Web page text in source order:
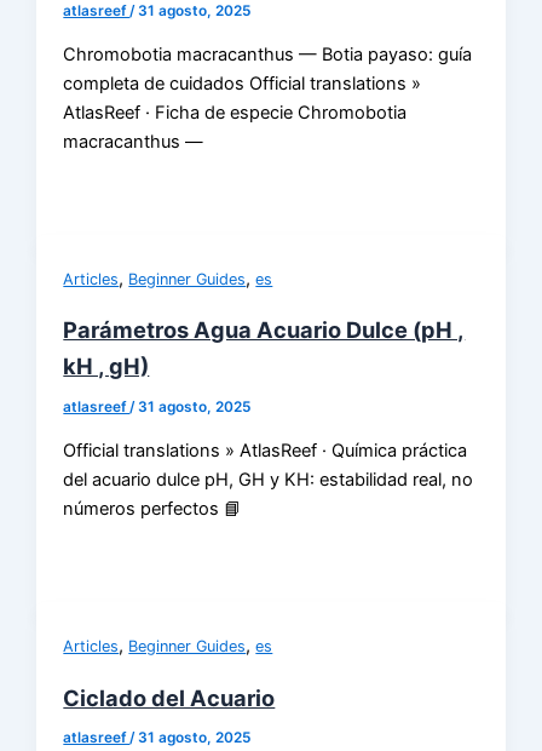
atlasreef/31 agosto, 2025
Chromobotia macracanthus — Botia payaso: guía
completa de cuidados Official translations »
AtlasReef · Ficha de especie Chromobotia
macracanthus —
Articles, Beginner Guides,es
Parámetros Agua Acuario Dulce (pH ,
kH , gH)
atlasreef/31 agosto, 2025
Official translations » AtlasReef · Química práctica
del acuario dulce pH, GH y KH: estabilidad real, no
números perfectos 📘
Articles, Beginner Guides,es
Ciclado del Acuario
atlasreef/31 agosto, 2025